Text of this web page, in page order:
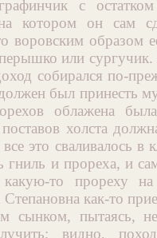
с остатком
котором он сам
воровским образом
или
собирался по-
был принесть
облажена
холста
это сваливалось в
гниль и прореха, и
то прореху на
как-то
сынком, пытаясь,
видно,